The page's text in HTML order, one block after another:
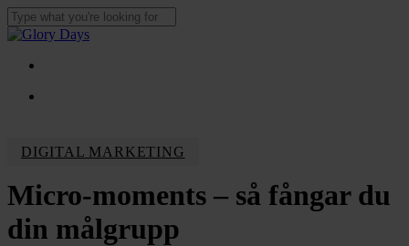
Skip
to
content
Close
Menu
DIGITAL MARKETING
Micro-moments – så fångar du
din målgrupp